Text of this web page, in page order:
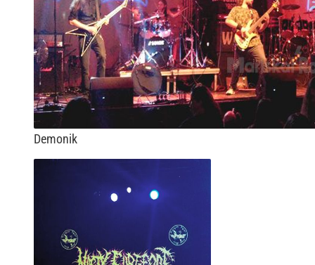
Demonik